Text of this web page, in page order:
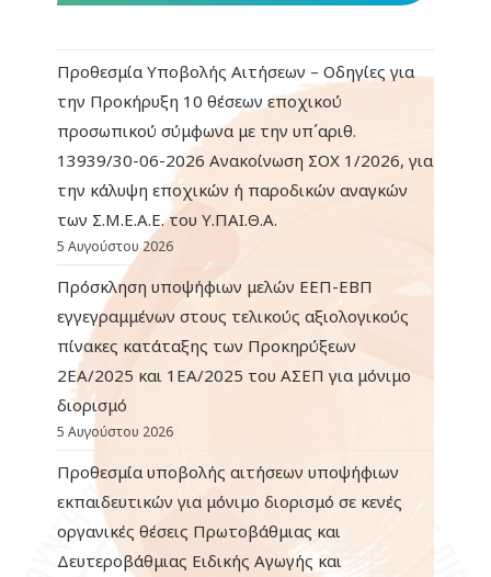
Προθεσμία Υποβολής Αιτήσεων – Οδηγίες για
την Προκήρυξη 10 θέσεων εποχικού
προσωπικού σύμφωνα με την υπ΄αριθ.
13939/30-06-2026 Ανακοίνωση ΣΟΧ 1/2026, για
την κάλυψη εποχικών ή παροδικών αναγκών
των Σ.Μ.Ε.Α.Ε. του Υ.ΠΑΙ.Θ.Α.
5 Αυγούστου 2026
Πρόσκληση υποψήφιων μελών ΕΕΠ-ΕΒΠ
εγγεγραμμένων στους τελικούς αξιολογικούς
πίνακες κατάταξης των Προκηρύξεων
2ΕΑ/2025 και 1ΕΑ/2025 του ΑΣΕΠ για μόνιμο
διορισμό
5 Αυγούστου 2026
Προθεσμία υποβολής αιτήσεων υποψήφιων
εκπαιδευτικών για μόνιμο διορισμό σε κενές
οργανικές θέσεις Πρωτοβάθμιας και
Δευτεροβάθμιας Ειδικής Αγωγής και